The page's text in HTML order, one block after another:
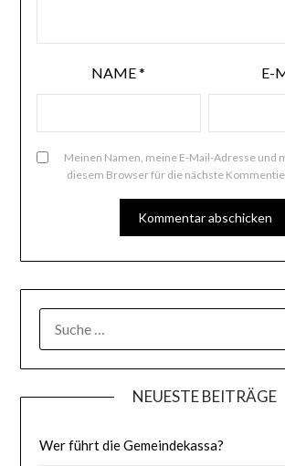
NAME* E-
Meinen Namen, meine E-Mail-Adresse und
diesem Browser für die nächste
NACH:
NEUESTE BEITRÄGE
Wer führt die Gemeindekassa?